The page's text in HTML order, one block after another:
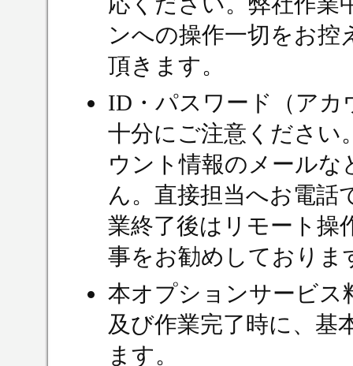
ンへの操作一切をお控
頂きます。
ID・パスワード（アカ
十分にご注意ください
ウント情報のメールな
ん。直接担当へお電話
業終了後はリモート操
事をお勧めしておりま
本オプションサービス
及び作業完了時に、基
ます。